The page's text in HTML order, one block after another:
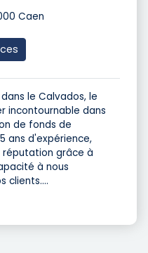
Caen
le Calvados, le
incontournable dans
de fonds de
ans d'expérience,
réputation grâce à
à nous
clients....